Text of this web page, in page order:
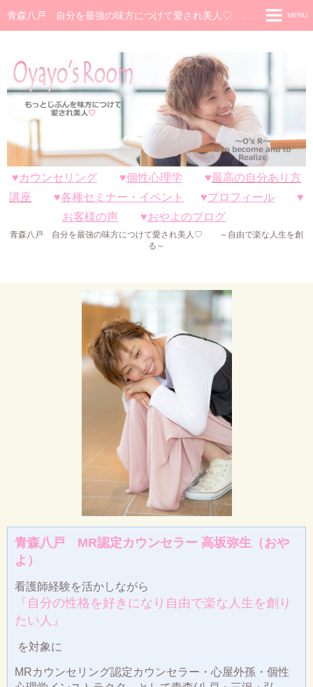
♥カウンセリング ♥個性心理学 ♥最高の自分あり方
講座 ♥各種セミナー・イベント ♥プロフィール ♥
お客様の声 ♥おやよのブログ
青森八戸 自分を最強の味方につけて愛され美人♡ ～自由で楽な人生を創
る～
MENU
カウンセリング
個性心理学
各種セミナー・イベント
プロフィール
お客さまの声
おやよのブログ
青森八戸 MR認定カウンセラー 高坂弥生（おや
よ）
看護師経験を活かしながら
『自分の性格を好きになり自由で楽な人生を創り
たい人』
を対象に
MRカウンセリング認定カウンセラー・心屋外孫・個性